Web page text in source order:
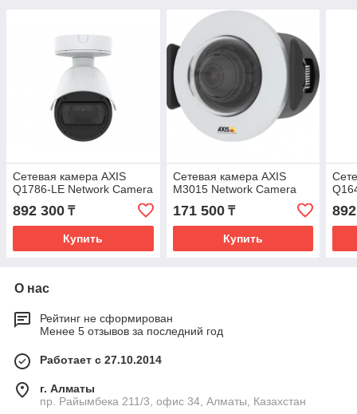
Сетевая камера AXIS
Q1786-LE Network Camera
892 300 ₸
Купить
Сетевая камера AXIS
M3015 Network Camera
171 500₸
Купить
О нас
Рейтинг не сформирован
Менее 5 отзывов за последний год
Работает с 27.10.2014
г. Алматы
пр. Райымбека 211/3, офис 34, Алматы, Казахстан